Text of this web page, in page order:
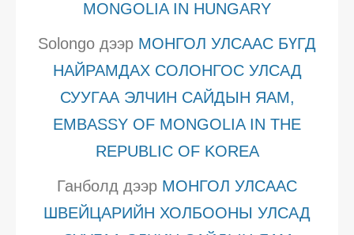
MONGOLIA IN HUNGARY
Solongo дээр МОНГОЛ УЛСААС БҮГД
НАЙРАМДАХ СОЛОНГОС УЛСАД
СУУГАА ЭЛЧИН САЙДЫН ЯАМ,
EMBASSY OF MONGOLIA IN THE
REPUBLIC OF KOREA
Ганболд дээр МОНГОЛ УЛСААС
ШВЕЙЦАРИЙН ХОЛБООНЫ УЛСАД